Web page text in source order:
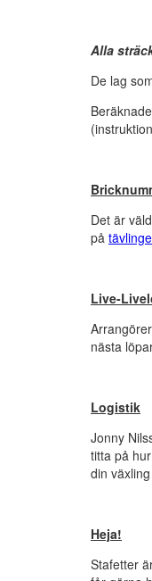
Alla
De lag
Det är
på
Live-
nästa
Logistik
Jonny
titta på
din
Heja!
Stafetter